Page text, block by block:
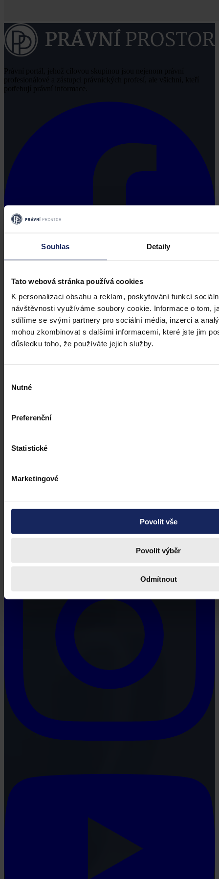
Souhlas Detaily
Tato webová stránka používá cookies
K personalizaci obsahu a reklam, poskytování funkcí
návštěvnosti využíváme soubory cookie. Informace o tom,
sdílíme se svými partnery pro sociální média, inzerci a
mohou zkombinovat s dalšími informacemi, které jste jim
důsledku toho, že používáte jejich služby.
souhlasu
Nutné
Preferenční
Statistické
Marketingové
Povolit vše
Povolit výběr
Odmítnout